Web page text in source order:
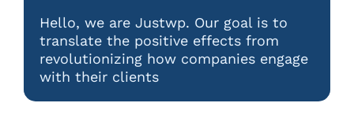
Hello, we are Justwp. Our goal is to
translate the positive effects from
revolutionizing how companies engage
with their clients